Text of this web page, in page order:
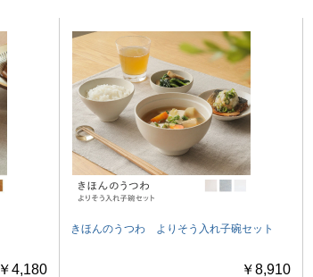
￥4,180
きほんのうつわ よりそう入れ子碗セット
￥8,910